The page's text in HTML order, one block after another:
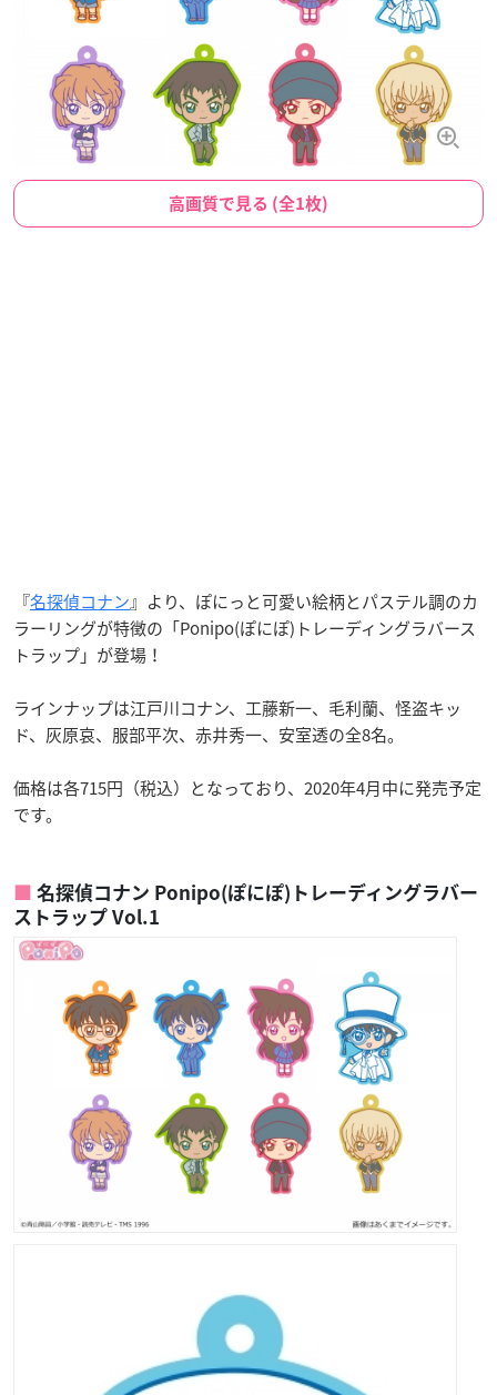
高画質で見る (全1枚)
『名探偵コナン』より、ぽにっと可愛い絵柄とパステル調のカ
ラーリングが特徴の「Ponipo(ぽにぽ)トレーディングラバース
トラップ」が登場！
ラインナップは江戸川コナン、工藤新一、毛利蘭、怪盗キッ
ド、灰原哀、服部平次、赤井秀一、安室透の全8名。
価格は各715円（税込）となっており、2020年4月中に発売予定
です。
名探偵コナン Ponipo(ぽにぽ)トレーディングラバー
ストラップ Vol.1